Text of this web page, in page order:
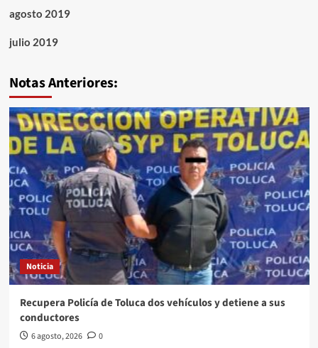
agosto 2019
julio 2019
Notas Anteriores:
Noticia
Recupera Policía de Toluca dos vehículos y detiene a sus
conductores
6 agosto, 2026 0